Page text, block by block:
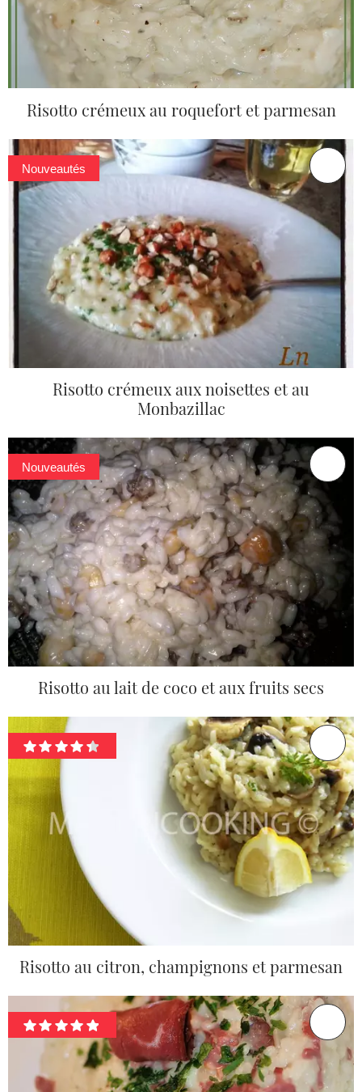
Risotto crémeux au roquefort et parmesan
Nouveautés
Risotto crémeux aux noisettes et au
Monbazillac
Nouveautés
Risotto au lait de coco et aux fruits secs
Risotto au citron, champignons et parmesan